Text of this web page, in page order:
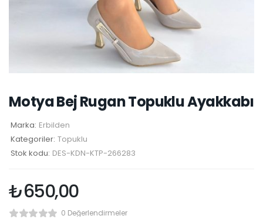
Motya Bej Rugan Topuklu Ayakkabı
Marka: Erbilden
Kategoriler: Topuklu
Stok kodu: DES-KDN-KTP-266283
₺650,00
0 Değerlendirmeler